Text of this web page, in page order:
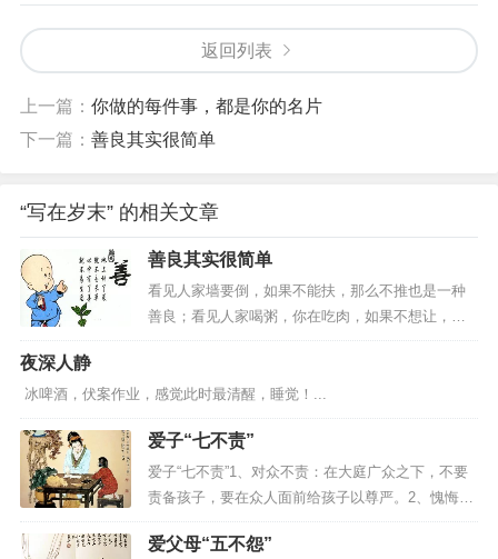
返回列表
上一篇： 你做的每件事，都是你的名片
下一篇： 善良其实很简单
“写在岁末” 的相关文章
善良其实很简单
看见人家墙要倒，如果不能扶，那么不推也是一种
善良；看见人家喝粥，你在吃肉，如果不想让，那
么不吧嗒嘴也是一种善良；看见人家伤心落泪，如
教师，如果不能桃李满天下，那么不误人子弟也是
一种善良。——善良其实很简单...
夜深人静
冰啤酒，伏案作业，感觉此时最清醒，睡觉！...
爱子“七不责”
爱子“七不责”1、对众不责：在大庭广众之下，不要
责备孩子，要在众人面前给孩子以尊严。2、愧悔不
责：如果孩子已经为自己的过失感到惭愧后悔了，
大人就不要责备孩子了。3、暮夜不责：晚上睡觉前
爱父母“五不怨”